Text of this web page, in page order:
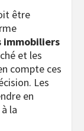
être
immobiliers
et les
compte ces
Les
en
la